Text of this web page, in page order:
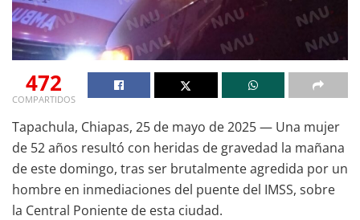
472
COMPARTIDOS
Tapachula, Chiapas, 25 de mayo de 2025 — Una mujer
de 52 años resultó con heridas de gravedad la mañana
de este domingo, tras ser brutalmente agredida por un
hombre en inmediaciones del puente del IMSS, sobre
la Central Poniente de esta ciudad.